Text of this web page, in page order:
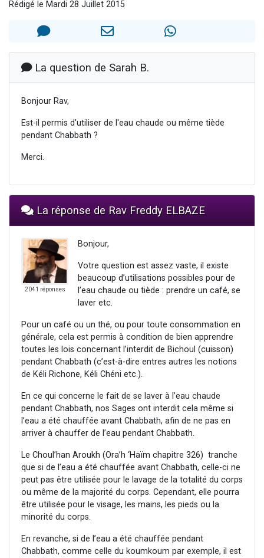
3 personnes viennent de faire un don pour 5 jours de vacances aux Orphelins
3 personnes viennent de nous rejoindre sur WhatsApp
Rédigé le Mardi 28 Juillet 2015
La question de Sarah B.
Bonjour Rav,
Est-il permis d'utiliser de l'eau chaude ou même tiède
pendant Chabbath ?
Merci.
La réponse de Rav Freddy ELBAZE
2041 réponses
Bonjour,
Votre question est assez vaste, il existe
beaucoup d’utilisations possibles pour de
l’eau chaude ou tiède : prendre un café, se
laver etc.
Pour un café ou un thé, ou pour toute consommation en
générale, cela est permis à condition de bien apprendre
toutes les lois concernant l’interdit de Bichoul (cuisson)
pendant Chabbath (c’est-à-dire entres autres les notions
de Kéli Richone, Kéli Chéni etc.).
En ce qui concerne le fait de se laver à l’eau chaude
pendant Chabbath, nos Sages ont interdit cela même si
l’eau a été chauffée avant Chabbath, afin de ne pas en
arriver à chauffer de l’eau pendant Chabbath.
Le Choul’han Aroukh (Ora’h ‘Haïm chapitre 326) tranche
que si de l’eau a été chauffée avant Chabbath, celle-ci ne
peut pas être utilisée pour le lavage de la totalité du corps
ou même de la majorité du corps. Cependant, elle pourra
être utilisée pour le visage, les mains, les pieds ou la
minorité du corps.
En revanche, si de l’eau a été chauffée pendant
Chabbath, comme celle du koumkoum par exemple, il est